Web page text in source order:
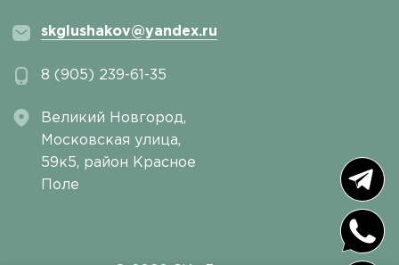
skglushakov@yandex.ru
8 (905) 239-61-35
Великий Новгород,
Московская улица,
59к5, район Красное
Поле